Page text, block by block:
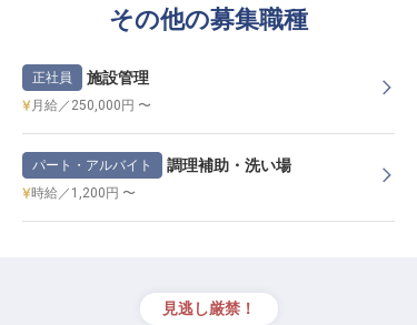
その他の募集職種
正社員 施設管理
月給／250,000円 〜
パート・アルバイト 調理補助・洗い場
時給／1,200円 〜
見逃し厳禁！